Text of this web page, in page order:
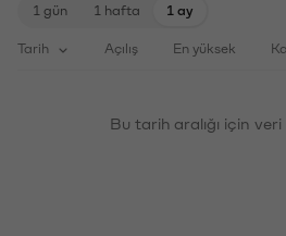
1 gün 1 hafta 1 ay
Tarih Açılış En yüksek
Bu tarih aralığı için veri